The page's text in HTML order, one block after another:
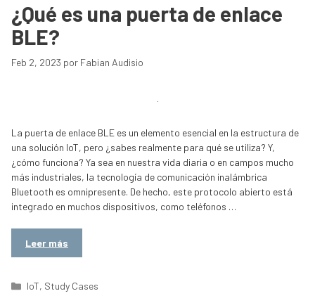
¿Qué es una puerta de enlace
BLE?
Feb 2, 2023 por Fabian Audisio
La puerta de enlace BLE es un elemento esencial en la estructura de
una solución IoT, pero ¿sabes realmente para qué se utiliza? Y,
¿cómo funciona? Ya sea en nuestra vida diaria o en campos mucho
más industriales, la tecnología de comunicación inalámbrica
Bluetooth es omnipresente. De hecho, este protocolo abierto está
integrado en muchos dispositivos, como teléfonos …
Leer más
Categorías
IoT, Study Cases